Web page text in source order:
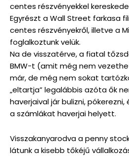
centes részvényekkel
Egyrészt a Wall Street farkasa
centes részvényekről, illetve a
foglalkoztunk velük.
Na de visszatérve, a fiatal
BMW-t (amit még nem
már, de még nem sokat
„eltartja” legalábbis azóta ők
haverjaival jár bulizni,
a számlákat haverjai helyett.
Visszakanyarodva a penny
látunk a kisebb tőkéjű